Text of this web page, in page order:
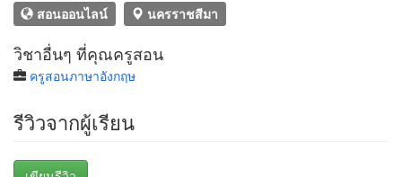
สอนออนไลน์ นครราชสีมา
วิชาอื่นๆ ที่คุณครูสอน
ครูสอนภาษาอังกฤษ
รีวิวจากผู้เรียน